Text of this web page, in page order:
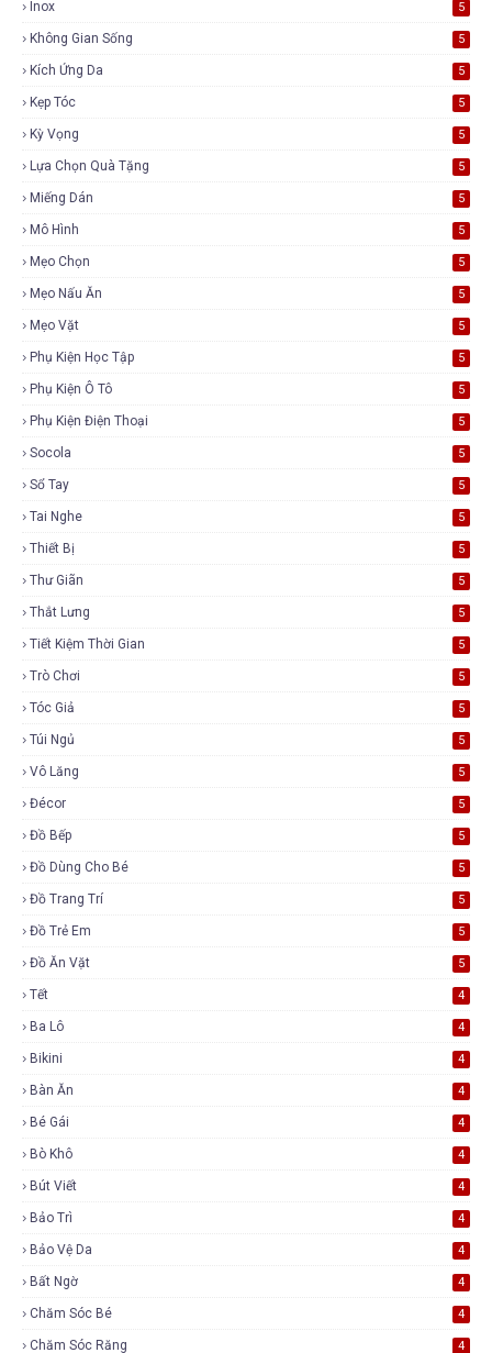
Inox 5
Không Gian Sống 5
Kích Ứng Da 5
Kẹp Tóc 5
Kỳ Vọng 5
Lựa Chọn Quà Tặng 5
Miếng Dán 5
Mô Hình 5
Mẹo Chọn 5
Mẹo Nấu Ăn 5
Mẹo Vặt 5
Phụ Kiện Học Tập 5
Phụ Kiện Ô Tô 5
Phụ Kiện Điện Thoại 5
Socola 5
Sổ Tay 5
Tai Nghe 5
Thiết Bị 5
Thư Giãn 5
Thắt Lưng 5
Tiết Kiệm Thời Gian 5
Trò Chơi 5
Tóc Giả 5
Túi Ngủ 5
Vô Lăng 5
Đécor 5
Đồ Bếp 5
Đồ Dùng Cho Bé 5
Đồ Trang Trí 5
Đồ Trẻ Em 5
Đồ Ăn Vặt 5
Tết 4
Ba Lô 4
Bikini 4
Bàn Ăn 4
Bé Gái 4
Bò Khô 4
Bút Viết 4
Bảo Trì 4
Bảo Vệ Da 4
Bất Ngờ 4
Chăm Sóc Bé 4
Chăm Sóc Răng 4